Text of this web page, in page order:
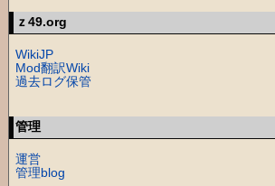
ｚ49.org
WikiJP
Mod翻訳Wiki
過去ログ保管
管理
運営
管理blog